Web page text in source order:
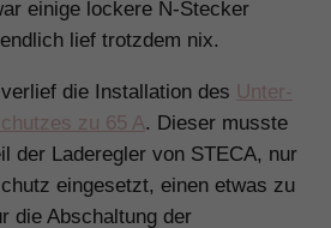
einige lockere N-Stecker
lief trotzdem nix.
die Installation des Unter-
zu 65 A. Dieser musste
der Laderegler von STECA, nur
eingesetzt, einen etwas zu
die Abschaltung der